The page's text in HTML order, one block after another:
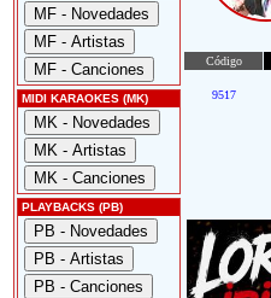
MIDI KARAOKES (MK)
PLAYBACKS (PB)
Código
9517